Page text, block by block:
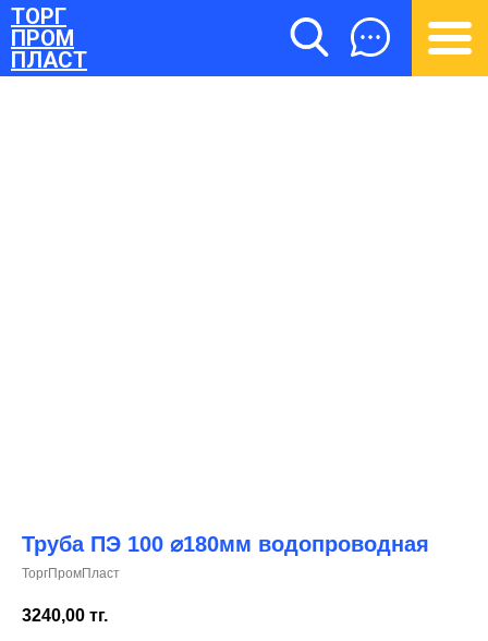
ТОРГ
ПРОМ
ПЛАСТ
(700) 730-70-73
Труба ПЭ 100 ⌀180мм водопроводная
ТоргПромПласт
3240,00 тг.